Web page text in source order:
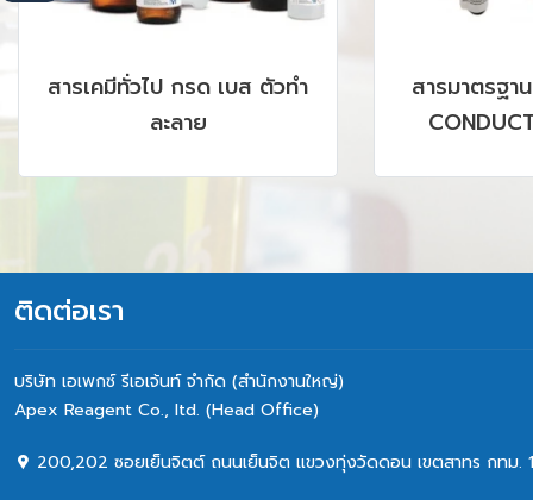
สารมาตรฐาน PH BUFFER,
CONDUCTIVITY, ION
ติดต่อเรา
บริษัท เอเพกซ์ รีเอเจ้นท์ จำกัด (สำนักงานใหญ่)
Apex Reagent Co., Itd. (Head Office)
200,202 ซอยเย็นจิตต์ ถนนเย็นจิต แขวงทุ่งวัดดอน เขตสาทร กทม.